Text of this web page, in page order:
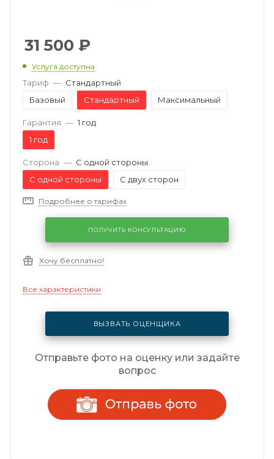
31 500 ₽
Услуга доступна
Тариф — Стандартный
Базовый
Стандартный Максимальный
Гарантия — 1 год
1 год
Сторона — С одной стороны
С одной стороны
С двух сторон
Подробнее о тарифах
ПОЛУЧИТЬ КОНСУЛЬТАЦИЮ
Хочу бесплатно!
Все характеристики
ВЫЗВАТЬ ОЦЕНЩИКА
Отправьте фото на оценку или задайте
вопрос